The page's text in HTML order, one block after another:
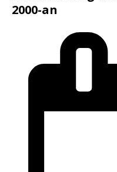
2000-an